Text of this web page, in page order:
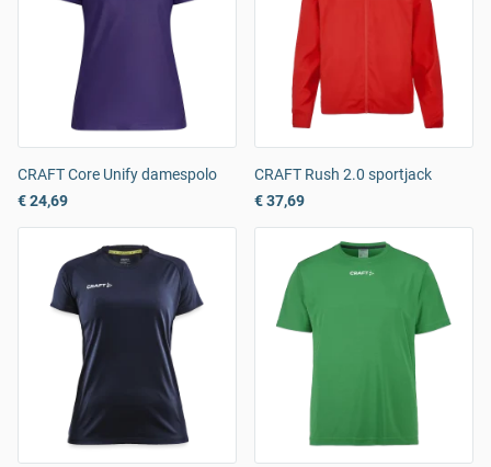
CRAFT Core Unify damespolo
€ 24,69
CRAFT Rush 2.0 sportjack
€ 37,69